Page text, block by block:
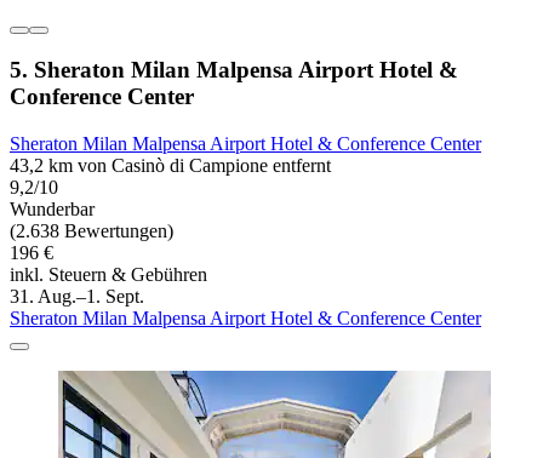
5. Sheraton Milan Malpensa Airport Hotel &
Conference Center
Sheraton Milan Malpensa Airport Hotel & Conference Center
43,2 km von Casinò di Campione entfernt
9,2/10
Wunderbar
(2.638 Bewertungen)
196 €
inkl. Steuern & Gebühren
31. Aug.–1. Sept.
Sheraton Milan Malpensa Airport Hotel & Conference Center